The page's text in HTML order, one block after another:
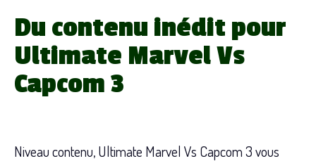
Du contenu inédit pour
Ultimate Marvel Vs
Capcom 3
Niveau contenu, Ultimate Marvel Vs Capcom 3 vous